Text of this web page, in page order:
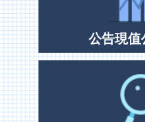
覽
English
臺
南
市
政
府
公告現值